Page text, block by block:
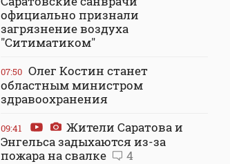
официально признали
загрязнение воздуха
"Ситиматиком"
07:50 Олег Костин станет
областным министром
здравоохранения
09:41
Жители Саратова и
Энгельса задыхаются из-за
пожара на свалке
4